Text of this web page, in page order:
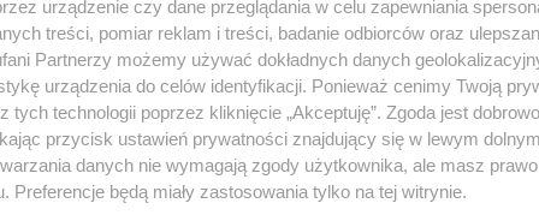
Czy jesteś za budową 4-piętrowego bloku w pobliżu Kauli?
TAK NIE
Rąbina sprzeciwia się planowanej
Obawiają się głównie zwiększonego
z parkowaniem aut, jak też zmniejszenia
urządzenie czy dane przeglądania w celu zapewniania
treści, pomiar reklam i treści, badanie odbiorców oraz
Partnerzy możemy używać dokładnych danych
urządzenia do celów identyfikacji. Ponieważ cenimy Twoją
tych technologii poprzez kliknięcie „Akceptuję”. Zgoda jest
przycisk ustawień prywatności znajdujący się w lewym
danych nie wymagają zgody użytkownika, ale masz
Preferencje będą miały zastosowania tylko na tej witrynie.